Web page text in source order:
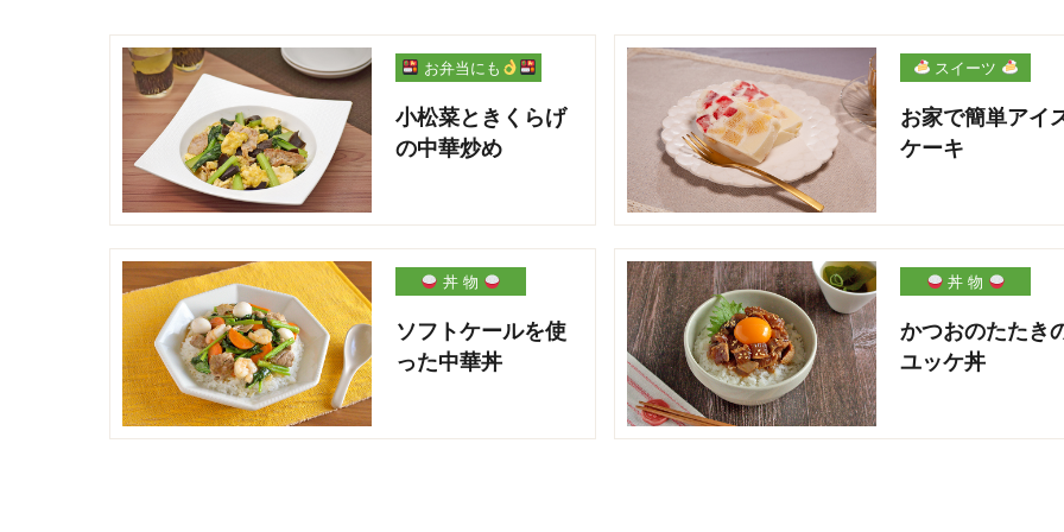
お弁当にも
小松菜ときくらげ
の中華炒め
スイーツ
お家で簡単アイ
ケーキ
丼 物
ソフトケールを使
った中華丼
丼 物
かつおのたたき
ユッケ丼